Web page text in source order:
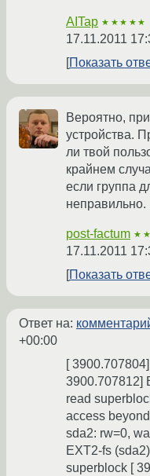
AITap ★★★★★
17.11.2011
Показать
Вероятно,
устройства.
ли твой
крайнем
если группа
неправильно.
post-factum
17.11.2011
Показать
Ответ на:
+00:00
[
3900.707812]
read
access
sda2: rw=0,
EXT2-fs
superblock [